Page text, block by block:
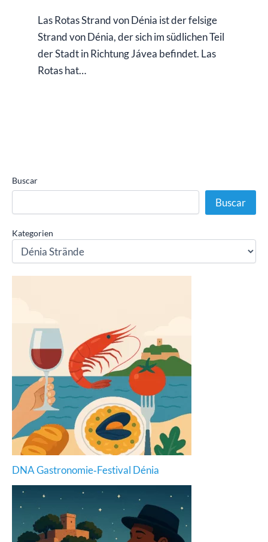
Las Rotas Strand von Dénia ist der felsige
Strand von Dénia, der sich im südlichen Teil
der Stadt in Richtung Jávea befindet. Las
Rotas hat…
Buscar
Buscar
Kategorien
DNA Gastronomie‑Festival Dénia